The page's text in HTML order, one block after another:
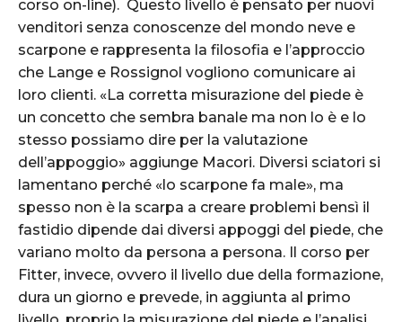
corso on-line). Questo livello è pensato per nuovi
venditori senza conoscenze del mondo neve e
scarpone e rappresenta la filosofia e l’approccio
che Lange e Rossignol vogliono comunicare ai
loro clienti. «La corretta misurazione del piede è
un concetto che sembra banale ma non lo è e lo
stesso possiamo dire per la valutazione
dell’appoggio» aggiunge Macori. Diversi sciatori si
lamentano perché «lo scarpone fa male», ma
spesso non è la scarpa a creare problemi bensì il
fastidio dipende dai diversi appoggi del piede, che
variano molto da persona a persona. Il corso per
Fitter, invece, ovvero il livello due della formazione,
dura un giorno e prevede, in aggiunta al primo